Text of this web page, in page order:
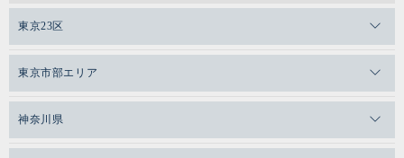
東京23区
メガロスルフレ恵比寿
メガロス日比谷シャンテ
東京市部エリア
メガロス三鷹
神奈川県